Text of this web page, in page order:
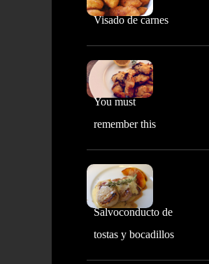
Visado de carnes
You must
remember this
Salvoconducto de
tostas y bocadillos